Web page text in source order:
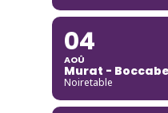
04
AOÛ
Murat -
Noiretable